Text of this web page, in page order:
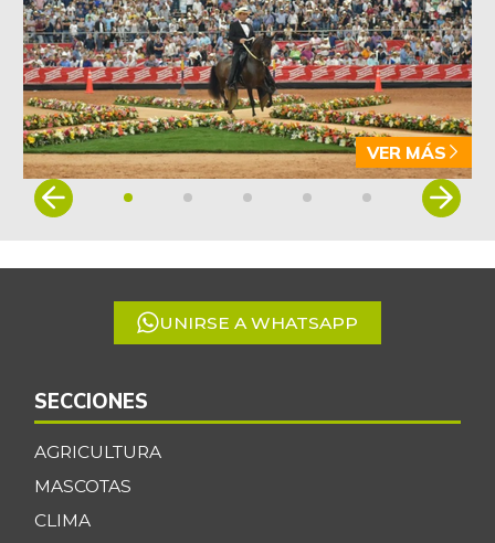
VER MÁS
Item
5
UNIRSE A WHATSAPP
SECCIONES
AGRICULTURA
MASCOTAS
CLIMA